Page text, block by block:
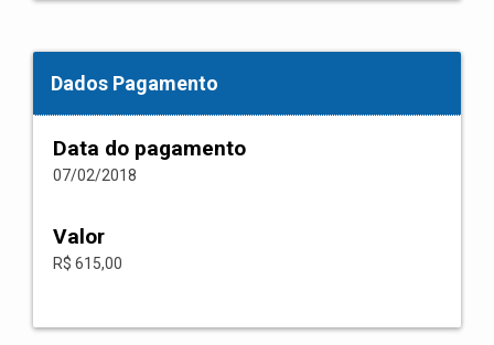
Dados Pagamento
Data do pagamento
07/02/2018
Valor
R$ 615,00